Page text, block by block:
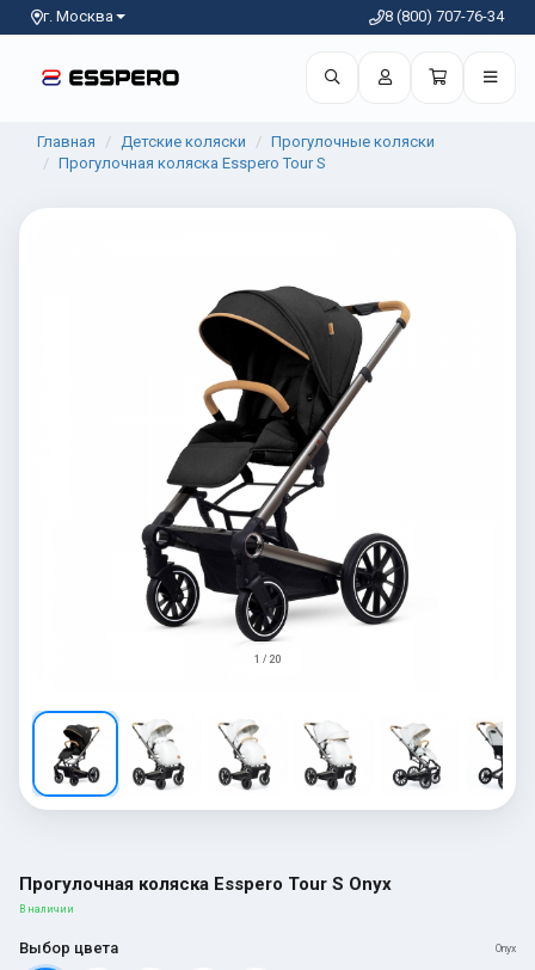
г. Москва 8 (800) 707-76-34
Главная Детские коляски
Прогулочные коляски
Прогулочная коляска Esspero Tour S
1 / 20
Прогулочная коляска Esspero Tour S Onyx
В наличии
Выбор цвета Onyx